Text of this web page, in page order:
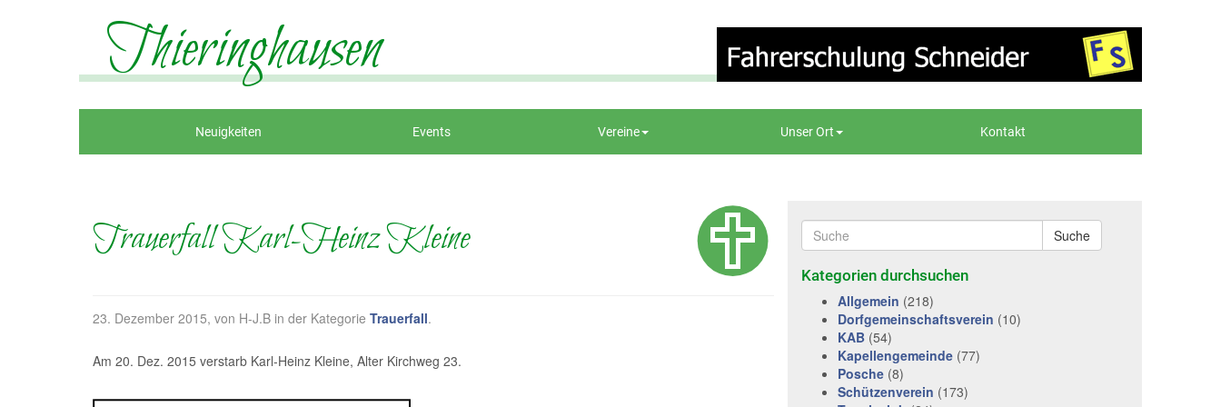
Thieringhausen
Neuigkeiten Events Vereine Unser Ort Kontakt
Trauerfall Karl-Heinz Kleine
23. Dezember 2015, von H-J.B in der Kategorie Trauerfall.
Am 20. Dez. 2015 verstarb Karl-Heinz Kleine, Alter Kirchweg 23.
Suche
Kategorien durchsuchen
Allgemein (218)
Dorfgemeinschaftsverein (10)
KAB (54)
Kapellengemeinde (77)
Posche (8)
Schützenverein (173)